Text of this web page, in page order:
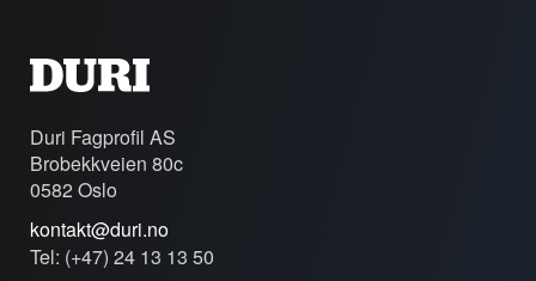
Duri Fagprofil AS
Brobekkveien 80c
0582 Oslo
kontakt@duri.no
Tel: (+47) 24 13 13 50